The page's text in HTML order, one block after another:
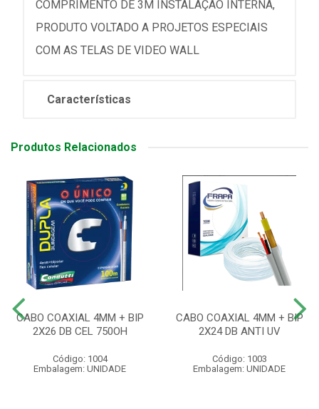
COMPRIMENTO DE 3M INSTALAÇÃO INTERNA,
PRODUTO VOLTADO A PROJETOS ESPECIAIS
COM AS TELAS DE VIDEO WALL
Características
Produtos Relacionados
CABO COAXIAL 4MM + BIP
2X26 DB CEL 750OH
Código: 1004
Embalagem: UNIDADE
CABO COAXIAL 4MM + BIP
2X24 DB ANTI UV
Código: 1003
Embalagem: UNIDADE